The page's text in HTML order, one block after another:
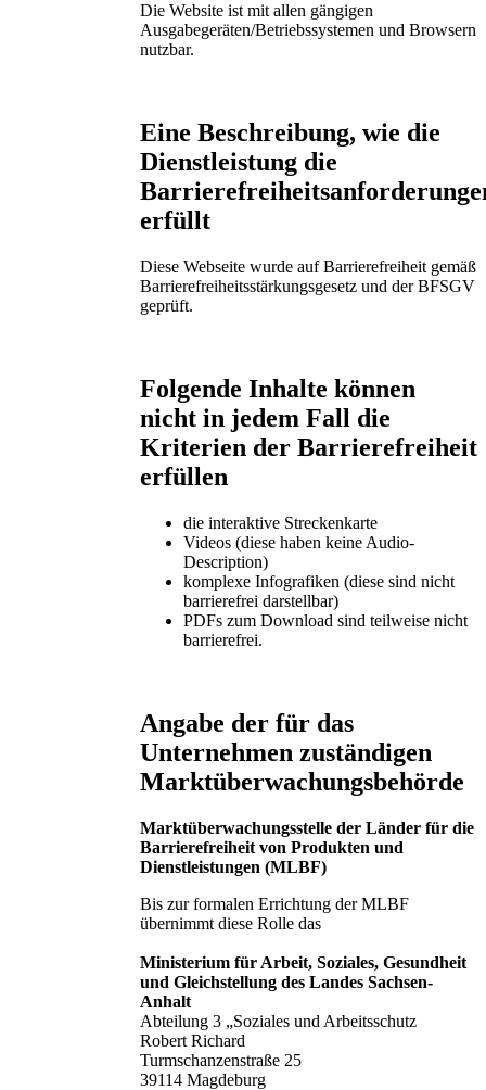
Die Website ist mit allen gängigen
Ausgabegeräten/Betriebssystemen und Browsern
nutzbar.
Eine Beschreibung, wie die
Dienstleistung die
erfüllt
Diese Webseite wurde auf Barrierefreiheit gemäß
Barrierefreiheitsstärkungsgesetz und der BFSGV
geprüft.
Folgende Inhalte können
nicht in jedem Fall die
Kriterien der Barrierefreiheit
erfüllen
die interaktive Streckenkarte
Videos (diese haben keine Audio-
Description)
komplexe Infografiken (diese sind nicht
barrierefrei darstellbar)
PDFs zum Download sind teilweise nicht
barrierefrei.
Angabe der für das
Unternehmen zuständigen
Marktüberwachungsbehörde
Marktüberwachungsstelle der Länder für die
Barrierefreiheit von Produkten und
Dienstleistungen (MLBF)
Bis zur formalen Errichtung der MLBF
übernimmt diese Rolle das
Ministerium für Arbeit, Soziales, Gesundheit
und Gleichstellung des Landes Sachsen-
Anhalt
Abteilung 3 „Soziales und Arbeitsschutz
Robert Richard
Turmschanzenstraße 25
39114 Magdeburg